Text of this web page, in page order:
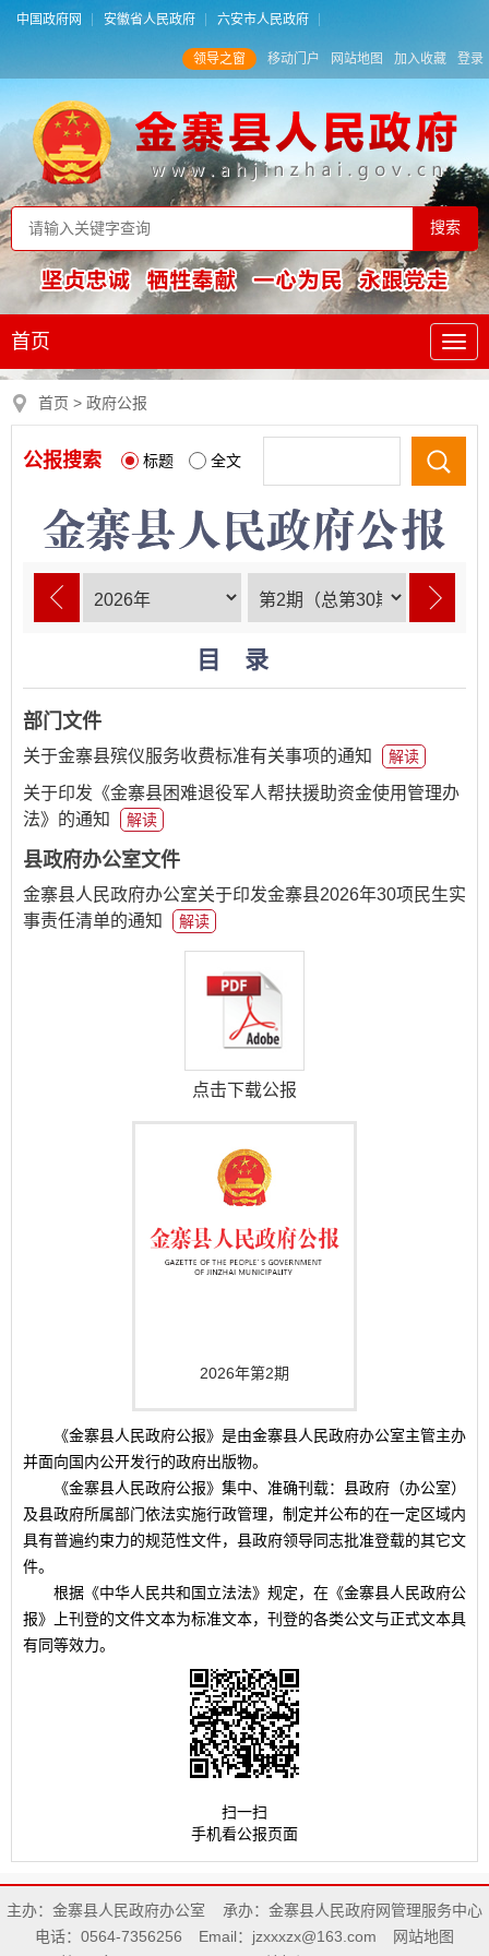
中国政府网 安徽省人民政府 六安市人民政府
领导之窗 移动门户 网站地图 加入收藏 登录
首页
首页 > 政府公报
公报搜索 标题 全文
目录
部门文件
关于金寨县殡仪服务收费标准有关事项的通知 解读
关于印发《金寨县困难退役军人帮扶援助资金使用管理办
法》的通知
解读
县政府办公室文件
金寨县人民政府办公室关于印发金寨县2026年30项民生实
事责任清单的通知
解读
点击下载公报
2026年第2期
《金寨县人民政府公报》是由金寨县人民政府办公室主管主办
并面向国内公开发行的政府出版物。
《金寨县人民政府公报》集中、准确刊载：县政府（办公室）
及县政府所属部门依法实施行政管理，制定并公布的在一定区域内
具有普遍约束力的规范性文件，县政府领导同志批准登载的其它文
件。
根据《中华人民共和国立法法》规定，在《金寨县人民政府公
报》上刊登的文件文本为标准文本，刊登的各类公文与正式文本具
有同等效力。
扫一扫
手机看公报页面
主办：金寨县人民政府办公室
承办：金寨县人民政府网管理服务中心
电话：0564-7356256
Email：jzxxxzx@163.com
网站地图